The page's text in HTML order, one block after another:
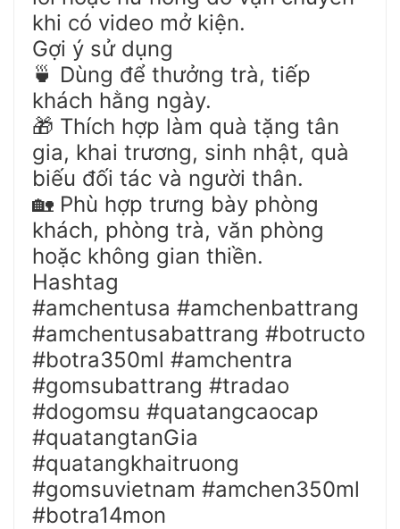
khi có video mở kiện.
Gợi ý sử dụng
🍵 Dùng để thưởng trà, tiếp
khách hằng ngày.
🎁 Thích hợp làm quà tặng tân
gia, khai trương, sinh nhật, quà
biếu đối tác và người thân.
🏡 Phù hợp trưng bày phòng
khách, phòng trà, văn phòng
hoặc không gian thiền.
Hashtag
#amchentusa #amchenbattrang
#amchentusabattrang #botructo
#botra350ml #amchentra
#gomsubattrang #tradao
#dogomsu #quatangcaocap
#quatangtanGia
#quatangkhaitruong
#gomsuvietnam #amchen350ml
#botra14mon